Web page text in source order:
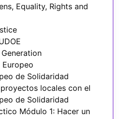
Equality, Rights and
Europeo
de Solidaridad
locales con el
de Solidaridad
Módulo 1: Hacer un